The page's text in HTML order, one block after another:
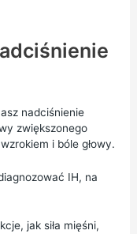
nadciśnienie
zwiększonego
i bóle głowy.
IH, na
jak siła mięśni,